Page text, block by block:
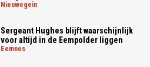
nieuwegein
Sergeant Hughes blijft waarschijnlijk
voor altijd in de Eempolder liggen
eemnes